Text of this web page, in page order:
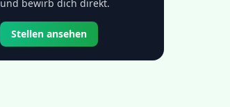
und bewirb dich direkt.
Stellen ansehen